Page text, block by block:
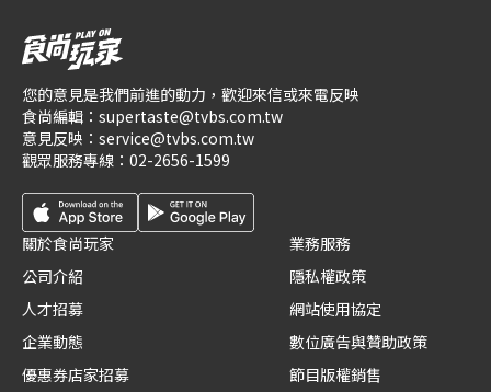
您的意見是我們前進的動力，歡迎來信或來電反映
食尚編輯： supertaste@tvbs.com.tw
意見反映： service@tvbs.com.tw
觀眾服務專線： 02-2656-1599
關於食尚玩家
公司介紹
人才招募
企業動態
優惠券店家招募
業務服務
隱私權政策
網站使用協定
數位廣告與贊助政策
節目版權銷售